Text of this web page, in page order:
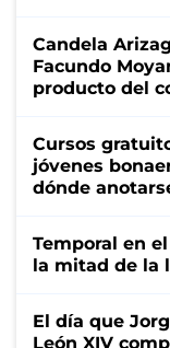
Candela
Facundo
producto del
Cursos
jóvenes
dónde
Temporal en
la mitad de la
El día que
León XIV